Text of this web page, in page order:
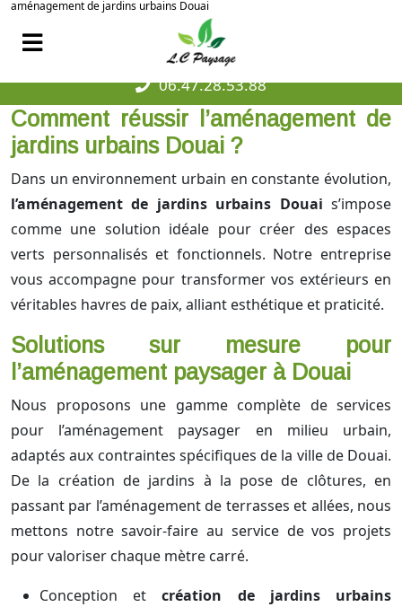
aménagement de jardins urbains Douai
06.47.28.53.88
Comment réussir l’aménagement de
jardins urbains Douai ?
Dans un environnement urbain en constante évolution,
l’aménagement de jardins urbains Douai s’impose
comme une solution idéale pour créer des espaces
verts personnalisés et fonctionnels. Notre entreprise
vous accompagne pour transformer vos extérieurs en
véritables havres de paix, alliant esthétique et praticité.
Solutions sur mesure pour
l’aménagement paysager à Douai
Nous proposons une gamme complète de services
pour l’aménagement paysager en milieu urbain,
adaptés aux contraintes spécifiques de la ville de Douai.
De la création de jardins à la pose de clôtures, en
passant par l’aménagement de terrasses et allées, nous
mettons notre savoir-faire au service de vos projets
pour valoriser chaque mètre carré.
Conception etcréation de jardins urbains